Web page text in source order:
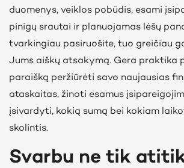
duomenys, veiklos pobūdis, esami
pinigų srautai ir planuojamas lėšų
tvarkingiau pasiruošite, tuo greičiau
Jums aiškų atsakymą. Gera praktika
paraišką peržiūrėti savo naujausias
ataskaitas, žinoti esamus
įsivardyti, kokią sumą bei kokiam
skolintis.
Svarbu ne tik